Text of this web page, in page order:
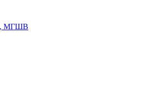
МГШВ